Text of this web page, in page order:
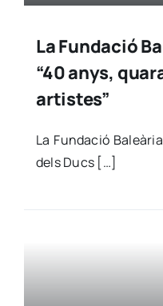
La Fundació
“40 anys,
artistes”
La Fun­da­ció
dels Ducs […]